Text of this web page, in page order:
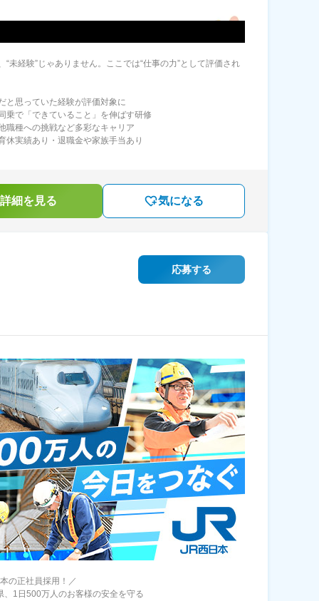
“未経験”じゃありません。ここでは“仕事の力”として評価され
と思っていた経験が評価対象に
乗で「できていること」を伸ばす研修
職種への挑戦など多彩なキャリア
休実績あり・退職金や家族手当あり
細を見る 気になる
応募する
の正社員採用！／
1日500万人のお客様の安全を守る